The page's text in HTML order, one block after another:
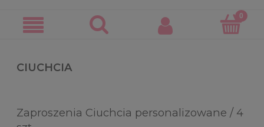
CIUCHCIA
Zaproszenia Ciuchcia personalizowane / 4